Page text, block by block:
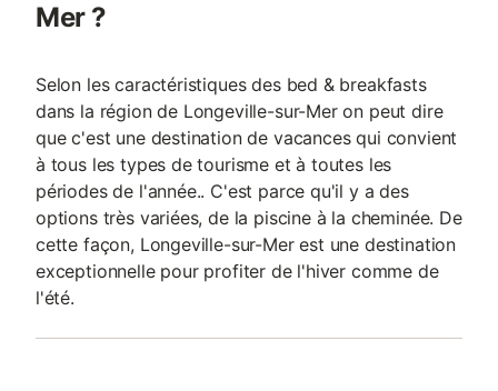
Mer ?
Selon les caractéristiques des bed & breakfasts
dans la région de Longeville-sur-Mer on peut dire
que c'est une destination de vacances qui convient
à tous les types de tourisme et à toutes les
périodes de l'année.. C'est parce qu'il y a des
options très variées, de la piscine à la cheminée. De
cette façon, Longeville-sur-Mer est une destination
exceptionnelle pour profiter de l'hiver comme de
l'été.